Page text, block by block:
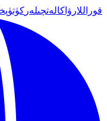
قوراللار ۋاكالەتچىلەر